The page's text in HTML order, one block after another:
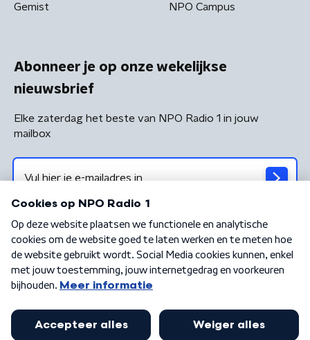
Gemist NPO Campus
Abonneer je op onze wekelijkse
nieuwsbrief
Elke zaterdag het beste van NPO Radio 1 in jouw
mailbox
Algemene voorwaarden